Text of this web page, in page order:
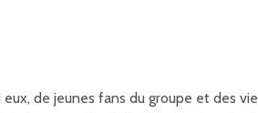
de jeunes fans du groupe et des